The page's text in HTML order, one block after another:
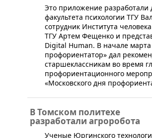
​Это приложение разработали
факультета психологии ТГУ
сотрудник Института
ТГУ Артем Фещенко и
Digital Human. В начале марта
профориентатор» дал
старшеклассникам во время
профориентационного
«Московского дня
В Томском политехе
разработали агроробота
Ученые Юргинского